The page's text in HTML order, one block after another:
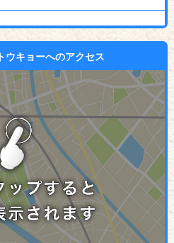
ウキョーへのアクセス